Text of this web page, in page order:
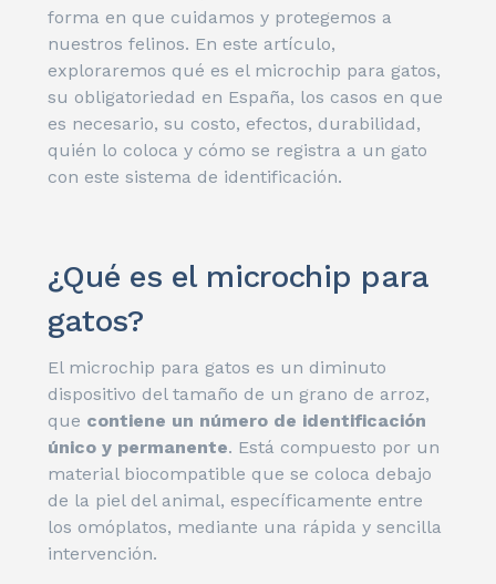
forma en que cuidamos y protegemos a
nuestros felinos. En este artículo,
exploraremos qué es el microchip para gatos,
su obligatoriedad en España, los casos en que
es necesario, su costo, efectos, durabilidad,
quién lo coloca y cómo se registra a un gato
con este sistema de identificación.
¿Qué es el microchip para
gatos?
El microchip para gatos es un diminuto
dispositivo del tamaño de un grano de arroz,
que contiene un número de identificación
único y permanente. Está compuesto por un
material biocompatible que se coloca debajo
de la piel del animal, específicamente entre
los omóplatos, mediante una rápida y sencilla
intervención.